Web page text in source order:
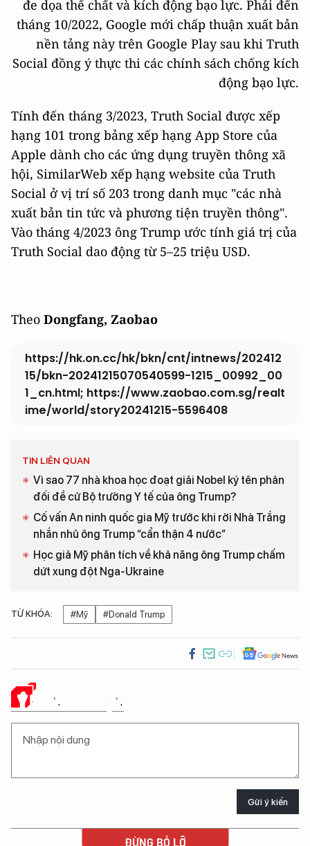
đe dọa thể chất và kích động bạo lực. Phải đến
tháng 10/2022, Google mới chấp thuận xuất bản
nền tảng này trên Google Play sau khi Truth
Social đồng ý thực thi các chính sách chống kích
động bạo lực.
Tính đến tháng 3/2023, Truth Social được xếp
hạng 101 trong bảng xếp hạng App Store của
Apple dành cho các ứng dụng truyền thông xã
hội, SimilarWeb xếp hạng website của Truth
Social ở vị trí số 203 trong danh mục "các nhà
xuất bản tin tức và phương tiện truyền thông".
Vào tháng 4/2023 ông Trump ước tính giá trị của
Truth Social dao động từ 5–25 triệu USD.
Theo Dongfang, Zaobao
https://hk.on.cc/hk/bkn/cnt/intnews/202412
15/bkn-20241215070540599-1215_00992_00
1_cn.html; https://www.zaobao.com.sg/realt
ime/world/story20241215-5596408
TIN LIÊN QUAN
Vì sao 77 nhà khoa học đoạt giải Nobel ký tên phản
đối đề cử Bộ trưởng Y tế của ông Trump?
Cố vấn An ninh quốc gia Mỹ trước khi rời Nhà Trắng
nhắn nhủ ông Trump “cẩn thận 4 nước”
Học giả Mỹ phân tích về khả năng ông Trump chấm
dứt xung đột Nga-Ukraine
TỪ KHÓA: #Mỹ #Donald Trump
Ý KIẾN CỦA BẠN
Gửi ý kiến
ĐỪNG BỎ LỠ